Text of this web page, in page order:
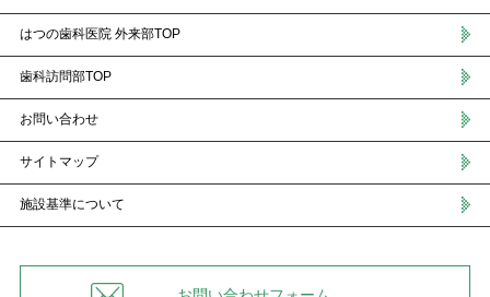
はつの歯科医院 外来部TOP
歯科訪問部TOP
お問い合わせ
サイトマップ
施設基準について